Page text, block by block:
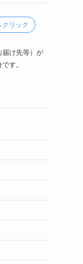
リック
届け先等）が
す。